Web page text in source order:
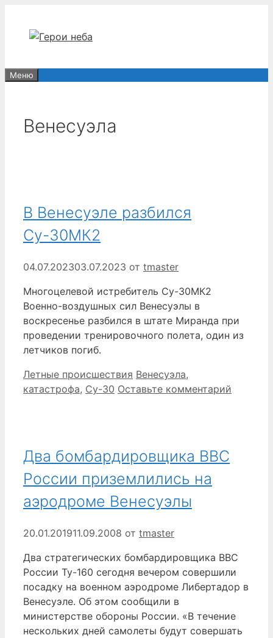
содержимому
Меню
Венесуэла
В Венесуэле разбился
Су-30МК2
04.07.202303.07.2023 от tmaster
Многоцелевой истребитель Су-30МК2
Военно-воздушных сил Венесуэлы в
воскресенье разбился в штате Миранда при
проведении тренировочного полета, один из
летчиков погиб.
Рубрики
Летные происшествия Метки
Венесуэла,
катастрофа, Су-30 Оставьте комментарий
Два бомбардировщика ВВС
России приземлились на
аэродроме Венесуэлы
20.01.201911.09.2008 от tmaster
Два стратегических бомбардировщика ВВС
России Ту-160 сегодня вечером совершили
посадку на военном аэродроме Либертадор в
Венесуэле. Об этом сообщили в
министерстве обороны России. «В течение
нескольких дней самолеты будут совершать